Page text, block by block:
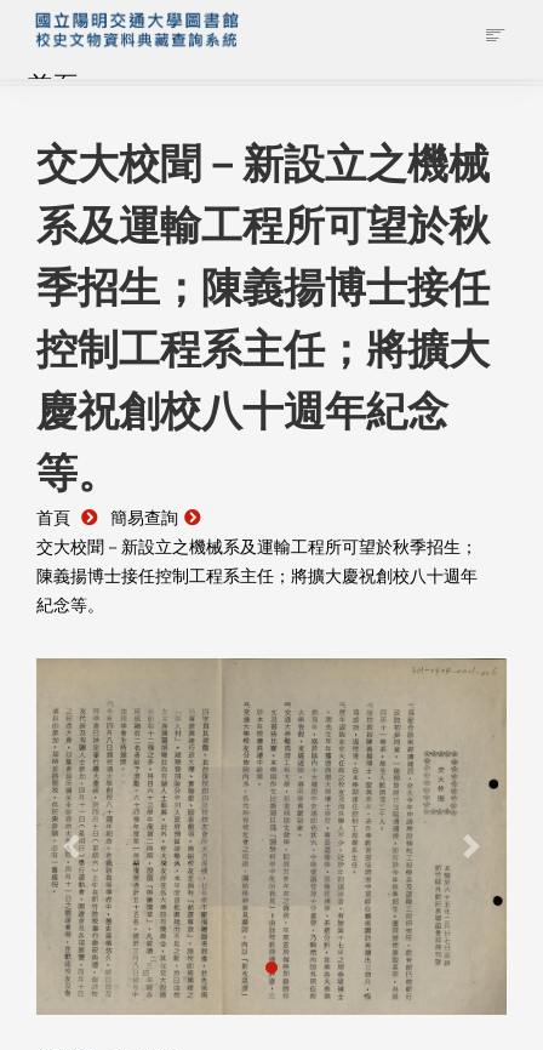
首頁
藏品查詢
校史館簡介
藏品清單全覽
資料調閱申請
管理者登入
交大校聞－新設立之機械
系及運輸工程所可望於秋
季招生；陳義揚博士接任
控制工程系主任；將擴大
慶祝創校八十週年紀念
等。
首頁
簡易查詢
交大校聞－新設立之機械系及運輸工程所可望於秋季招生；
陳義揚博士接任控制工程系主任；將擴大慶祝創校八十週年
紀念等。
Previous Next